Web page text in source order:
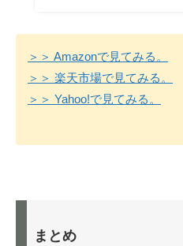
＞＞ Amazonで見てみる。
＞＞ 楽天市場で見てみる。
＞＞ Yahoo!で見てみる。
まとめ